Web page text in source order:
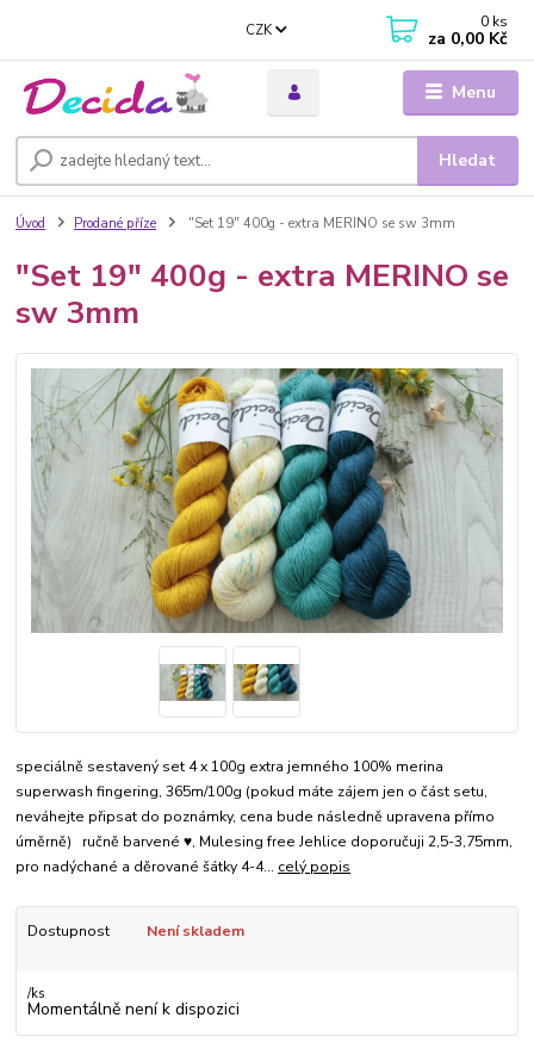
Menu
CZK
Hledat
0 ks
za 0,00 Kč
Úvod Prodané příze "Set 19" 400g - extra MERINO se sw 3mm
"Set 19" 400g - extra MERINO se
sw 3mm
speciálně sestavený set 4 x 100g extra jemného 100% merina
superwash fingering, 365m/100g (pokud máte zájem jen o část setu,
neváhejte připsat do poznámky, cena bude následně upravena přímo
úměrně) ručně barvené ♥, Mulesing free Jehlice doporučuji 2,5-3,75mm,
pro nadýchané a děrované šátky 4-4... celý popis
Dostupnost Není skladem
/ks
Momentálně není k dispozici